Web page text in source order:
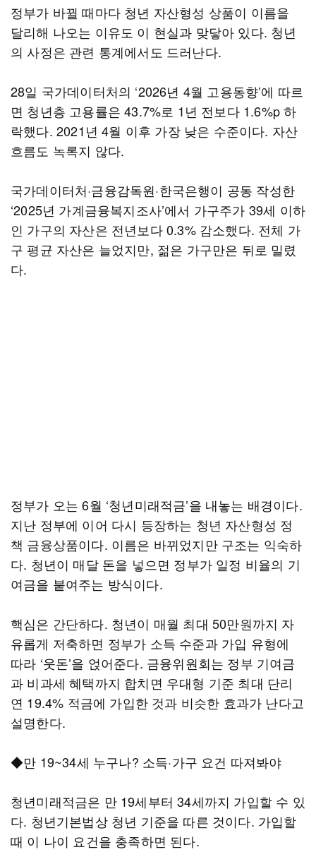
정부가 바뀔 때마다 청년 자산형성 상품이 이름을
달리해 나오는 이유도 이 현실과 맞닿아 있다. 청년
의 사정은 관련 통계에서도 드러난다.
28일 국가데이터처의 ‘2026년 4월 고용동향’에 따르
면 청년층 고용률은 43.7%로 1년 전보다 1.6%p 하
락했다. 2021년 4월 이후 가장 낮은 수준이다. 자산
흐름도 녹록지 않다.
국가데이터처·금융감독원·한국은행이 공동 작성한
‘2025년 가계금융복지조사’에서 가구주가 39세 이하
인 가구의 자산은 전년보다 0.3% 감소했다. 전체 가
구 평균 자산은 늘었지만, 젊은 가구만은 뒤로 밀렸
다.
정부가 오는 6월 ‘청년미래적금’을 내놓는 배경이다.
지난 정부에 이어 다시 등장하는 청년 자산형성 정
책 금융상품이다. 이름은 바뀌었지만 구조는 익숙하
다. 청년이 매달 돈을 넣으면 정부가 일정 비율의 기
여금을 붙여주는 방식이다.
핵심은 간단하다. 청년이 매월 최대 50만원까지 자
유롭게 저축하면 정부가 소득 수준과 가입 유형에
따라 ‘웃돈’을 얹어준다. 금융위원회는 정부 기여금
과 비과세 혜택까지 합치면 우대형 기준 최대 단리
연 19.4% 적금에 가입한 것과 비슷한 효과가 난다고
설명한다.
◆만 19~34세 누구나? 소득·가구 요건 따져봐야
청년미래적금은 만 19세부터 34세까지 가입할 수 있
다. 청년기본법상 청년 기준을 따른 것이다. 가입할
때 이 나이 요건을 충족하면 된다.